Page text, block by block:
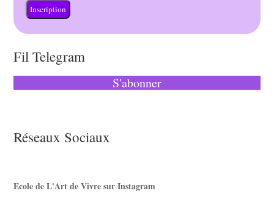
Inscription
Fil Telegram
S'abonner
Réseaux Sociaux
Ecole de L'Art de Vivre sur Instagram